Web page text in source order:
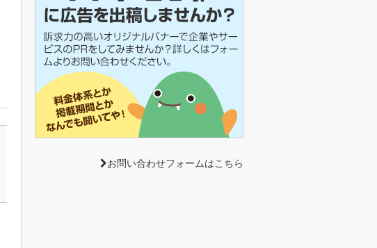
お問い合わせフォームはこちら